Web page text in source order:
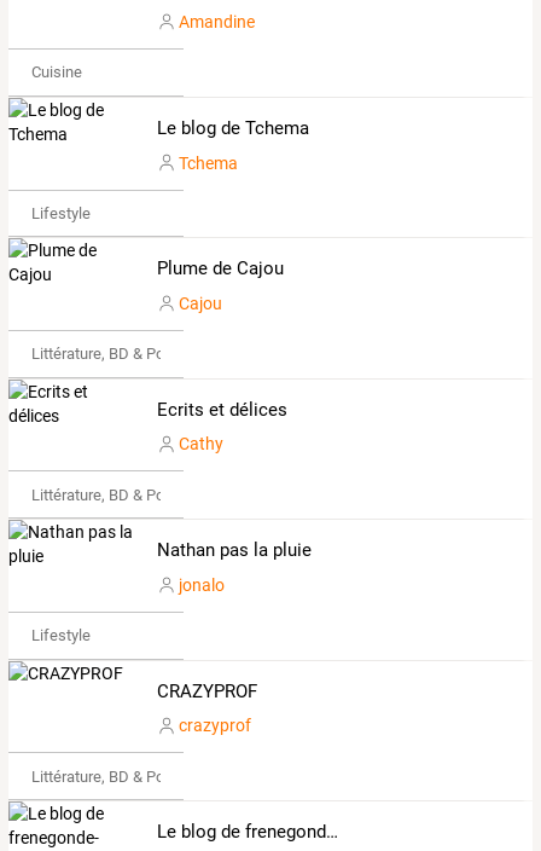
Amandine
Cuisine
Le blog de Tchema
Tchema
Lifestyle
Plume de Cajou
Cajou
Littérature, BD & Poésie
Ecrits et délices
Cathy
Littérature, BD & Poésie
Nathan pas la pluie
jonalo
Lifestyle
CRAZYPROF
crazyprof
Littérature, BD & Poésie
Le blog de frenegonde-toute-seule.over-blog.com